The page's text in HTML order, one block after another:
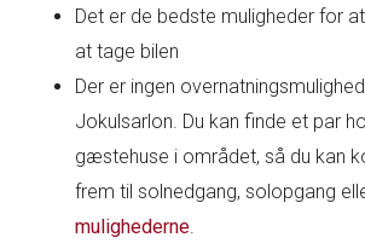
Det er de bedste muligheder for
at tage bilen
Der er ingen
Jokulsarlon. Du kan finde et par
gæstehuse i området, så du kan
frem til solnedgang, solopgang
mulighederne.